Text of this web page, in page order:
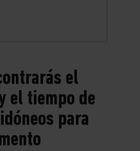
el
el tiempo de
para